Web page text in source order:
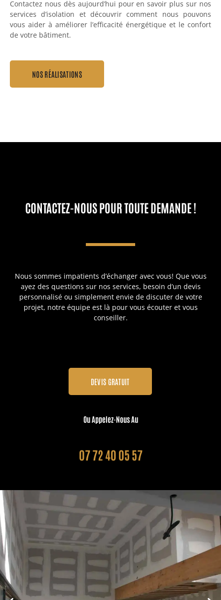
Contactez nous dès aujourd’hui pour en savoir plus sur nos
services d’isolation et découvrir comment nous pouvons
vous aider à améliorer l’efficacité énergétique et le confort
de votre bâtiment.
NOS RÉALISATIONS
CONTACTEZ-NOUS POUR TOUTE DEMANDE !
Nous sommes impatients d’échanger avec vous! Que vous
ayez des questions sur nos services, besoin d’un devis
personnalisé ou simplement envie de discuter de votre
projet, notre équipe est là pour vous écouter et vous
conseiller.
DEVIS GRATUIT
Ou Appelez-Nous Au
07 72 40 05 57